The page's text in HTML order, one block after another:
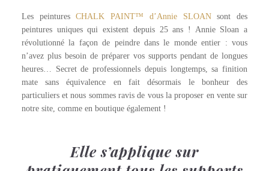
Les peinturesCHALK PAINT™ d’Annie SLOANsont des
peintures uniques qui existent depuis 25 ans ! Annie Sloan a
révolutionné la façon de peindre dans le monde entier : vous
n’avez plus besoin de préparer vos supports pendant de longues
heures… Secret de professionnels depuis longtemps, sa finition
mate sans équivalence en fait désormais le bonheur des
particuliers et nous sommes ravis de vous la proposer en vente sur
notre site, comme en boutique également !
Elle s’applique sur